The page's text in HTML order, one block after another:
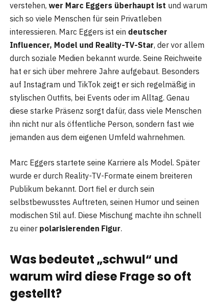
verstehen, wer Marc Eggers überhaupt ist und warum
sich so viele Menschen für sein Privatleben
interessieren. Marc Eggers ist ein deutscher
Influencer, Model und Reality-TV-Star, der vor allem
durch soziale Medien bekannt wurde. Seine Reichweite
hat er sich über mehrere Jahre aufgebaut. Besonders
auf Instagram und TikTok zeigt er sich regelmäßig in
stylischen Outfits, bei Events oder im Alltag. Genau
diese starke Präsenz sorgt dafür, dass viele Menschen
ihn nicht nur als öffentliche Person, sondern fast wie
jemanden aus dem eigenen Umfeld wahrnehmen.
Marc Eggers startete seine Karriere als Model. Später
wurde er durch Reality-TV-Formate einem breiteren
Publikum bekannt. Dort fiel er durch sein
selbstbewusstes Auftreten, seinen Humor und seinen
modischen Stil auf. Diese Mischung machte ihn schnell
zu einer polarisierenden Figur.
Was bedeutet „schwul“ und
warum wird diese Frage so oft
gestellt?